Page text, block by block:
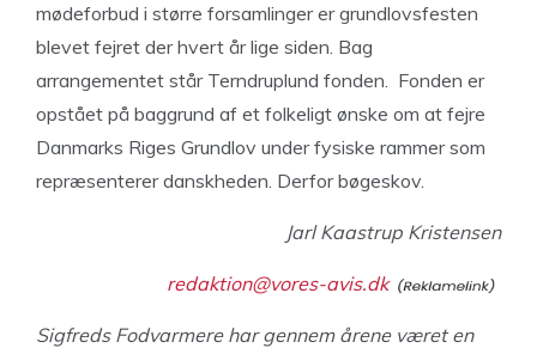
mødeforbud i større forsamlinger er grundlovsfesten
blevet fejret der hvert år lige siden. Bag
arrangementet står Terndruplund fonden. Fonden er
opstået på baggrund af et folkeligt ønske om at fejre
Danmarks Riges Grundlov under fysiske rammer som
repræsenterer danskheden. Derfor bøgeskov.
Jarl Kaastrup Kristensen
redaktion@vores-avis.dk
Sigfreds Fodvarmere har gennem årene været en